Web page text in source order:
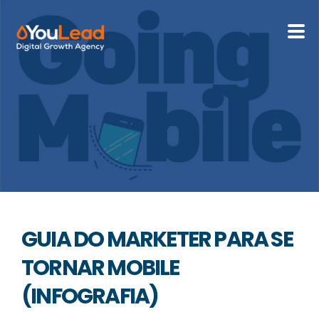
Sobre Nós
Serviços
HubSpot
Contactos
GUIA DO MARKETER PARA SE
TORNAR MOBILE
(INFOGRAFIA)